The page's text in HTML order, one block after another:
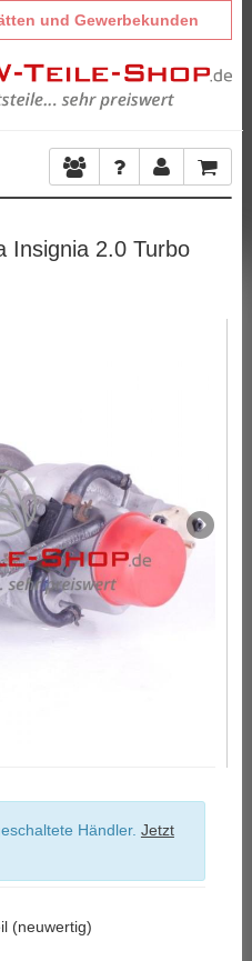
und Gewerbekunden
Insignia 2.0 Turbo
Händler. Jetzt
(neuwertig)